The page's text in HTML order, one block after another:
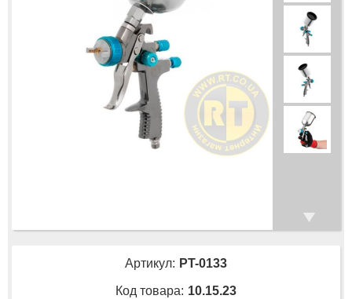
Артикул: PT-0133
Код товара: 10.15.23